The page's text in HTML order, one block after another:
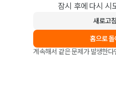
잠시 후에 다시 시
새로고
홈으로
계속해서 같은 문제가 발생한다